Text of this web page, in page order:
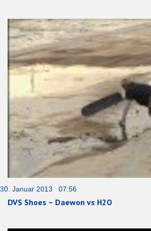
30. Januar 2013 07:56
DVS Shoes – Daewon vs H2O